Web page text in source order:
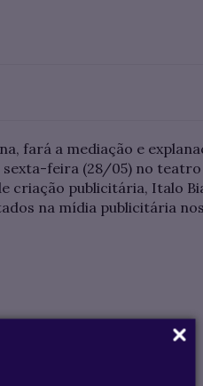
fará a mediação e
sexta-feira (28/05) no
criação publicitária, Italo
na mídia publicitária